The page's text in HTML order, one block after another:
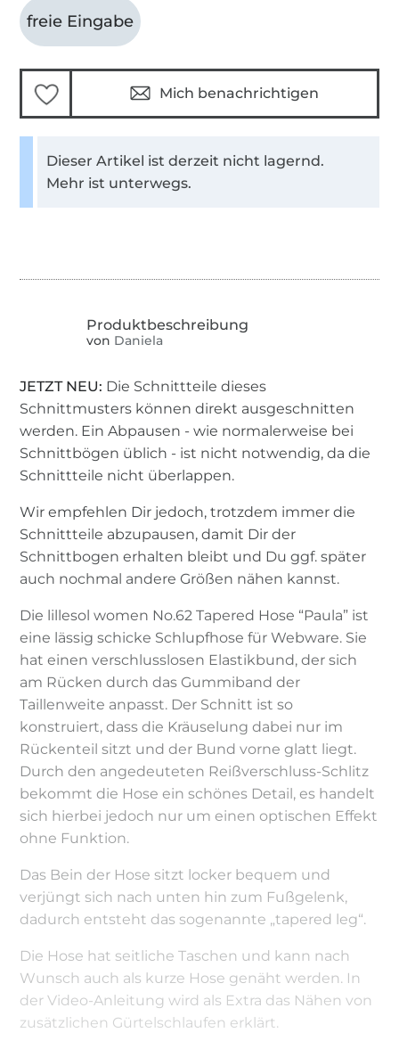
freie Eingabe
Mich benachrichtigen
Dieser Artikel ist derzeit nicht lagernd.
Mehr ist unterwegs.
von Daniela
JETZT NEU: Die Schnittteile dieses
Schnittmusters können direkt ausgeschnitten
werden. Ein Abpausen - wie normalerweise bei
Schnittbögen üblich - ist nicht notwendig, da die
Schnittteile nicht überlappen.
Wir empfehlen Dir jedoch, trotzdem immer die
Schnittteile abzupausen, damit Dir der
Schnittbogen erhalten bleibt und Du ggf. später
auch nochmal andere Größen nähen kannst.
Die lillesol women No.62 Tapered Hose “Paula” ist
eine lässig schicke Schlupfhose für Webware. Sie
hat einen verschlusslosen Elastikbund, der sich
am Rücken durch das Gummiband der
Taillenweite anpasst. Der Schnitt ist so
konstruiert, dass die Kräuselung dabei nur im
Rückenteil sitzt und der Bund vorne glatt liegt.
Durch den angedeuteten Reißverschluss-Schlitz
bekommt die Hose ein schönes Detail, es handelt
sich hierbei jedoch nur um einen optischen Effekt
ohne Funktion.
Das Bein der Hose sitzt locker bequem und
verjüngt sich nach unten hin zum Fußgelenk,
dadurch entsteht das sogenannte „tapered leg“.
Die Hose hat seitliche Taschen und kann nach
Wunsch auch als kurze Hose genäht werden. In
der Video-Anleitung wird als Extra das Nähen von
zusätzlichen Gürtelschlaufen erklärt.